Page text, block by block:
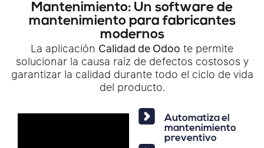
Mantenimiento: Un software de
mantenimiento para fabricantes
modernos
La aplicación Calidad de Odoo te permite
solucionar la causa raíz de defectos costosos y
garantizar la calidad durante todo el ciclo de vida
del producto.
Automatiza el
mantenimiento
preventivo